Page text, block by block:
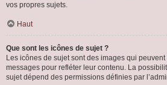
vos propres sujets.
Haut
Que sont les icônes de sujet ?
Les icônes de sujet sont des images qui
messages pour refléter leur contenu. La
sujet dépend des permissions définies par